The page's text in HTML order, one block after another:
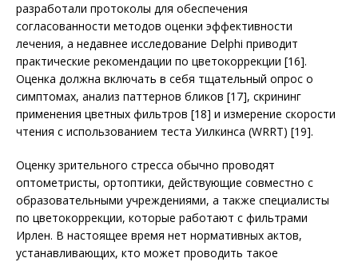
разработали протоколы для обеспечения
согласованности методов оценки эффективности
лечения, а недавнее исследование Delphi приводит
практические рекомендации по цветокоррекции [16].
Оценка должна включать в себя тщательный опрос о
симптомах, анализ паттернов бликов [17], скрининг
применения цветных фильтров [18] и измерение скорости
чтения с использованием теста Уилкинса (WRRT) [19].
Оценку зрительного стресса обычно проводят
оптометристы, ортоптики, действующие совместно с
образовательными учреж­дениями, а также специалисты
по цветокоррекции, которые работают с фильтрами
Ирлен. В настоящее время нет нормативных актов,
устанавливающих, кто может проводить такое